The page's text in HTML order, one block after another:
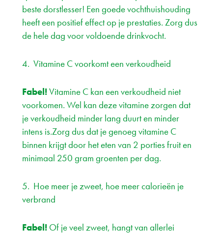
beste dorstlesser! Een goede vochthuishouding
heeft een positief effect op je prestaties. Zorg dus
de hele dag voor voldoende drinkvocht.
4. Vitamine C voorkomt een verkoudheid
Fabel!Vitamine C kan een verkoudheid niet
voorkomen. Wel kan deze vitamine zorgen dat
je verkoudheid minder lang duurt en minder
intens is.Zorg dus dat je genoeg vitamine C
binnen krijgt door het eten van 2 porties fruit en
minimaal 250 gram groenten per dag.
5. Hoe meer je zweet, hoe meer calorieën je
verbrand
Fabel!Of je veel zweet, hangt van allerlei